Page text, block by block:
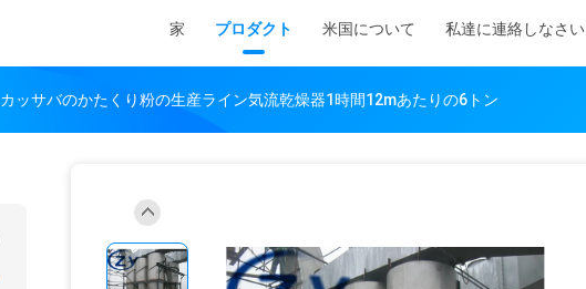
家 プロダクト 米国について 私達に連絡しなさい
カッサバのかたくり粉の生産ライン気流乾燥器1時間12mあたりの6トン